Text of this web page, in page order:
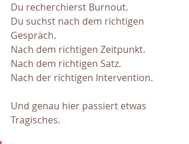
Du recherchierst Burnout.
Du suchst nach dem richtigen
Gespräch.
Nach dem richtigen Zeitpunkt.
Nach dem richtigen Satz.
Nach der richtigen Intervention.
Und genau hier passiert etwas
Tragisches.